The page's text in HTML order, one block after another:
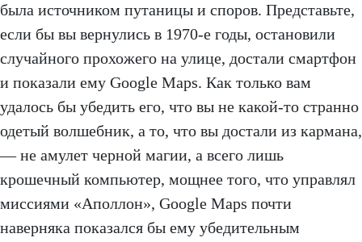
была источником путаницы и споров. Представьте,
если бы вы вернулись в 1970-е годы, остановили
случайного прохожего на улице, достали смартфон
и показали ему Google Maps. Как только вам
удалось бы убедить его, что вы не какой-то странно
одетый волшебник, а то, что вы достали из кармана,
— не амулет черной магии, а всего лишь
крошечный компьютер, мощнее того, что управлял
миссиями «Аполлон», Google Maps почти
наверняка показался бы ему убедительным